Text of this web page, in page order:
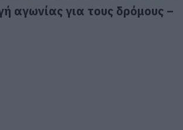
αγωνίας για τους δρόμους –